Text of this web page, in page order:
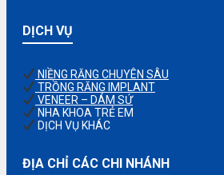
DỊCH VỤ
NIỀNG RĂNG CHUYÊN SÂU
TRỒNG RĂNG IMPLANT
VENEER – DÁM SỨ
NHA KHOA TRẺ EM
DỊCH VỤ KHÁC
ĐỊA CHỈ CÁC CHI NHÁNH